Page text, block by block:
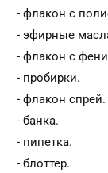
- флакон с
- эфирные
- флакон с
- пробирки.
- флакон спрей.
- банка.
- пипетка.
- блоттер.